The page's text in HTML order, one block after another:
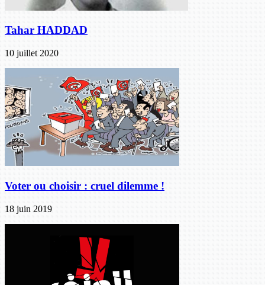
Tahar HADDAD
10 juillet 2020
Voter ou choisir : cruel dilemme !
18 juin 2019